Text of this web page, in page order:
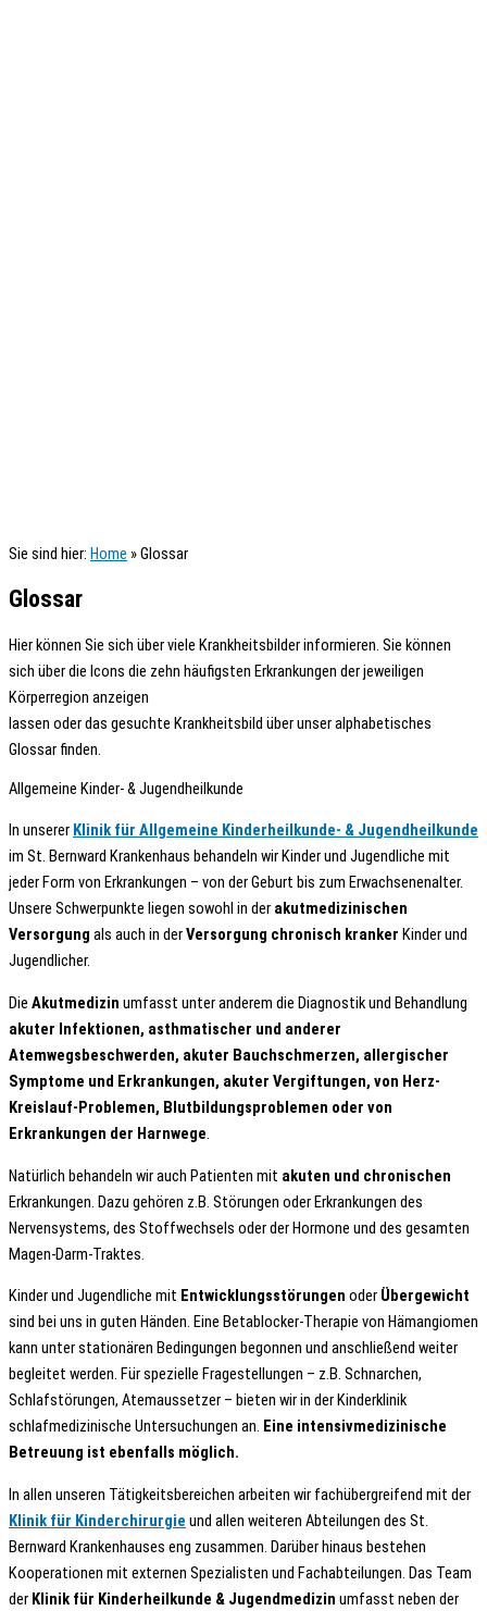
Sie sind hier: Home »Glossar
Glossar
Hier können Sie sich über viele Krankheitsbilder informieren. Sie können
sich über die Icons die zehn häufigsten Erkrankungen der jeweiligen
Körperregion anzeigen
lassen oder das gesuchte Krankheitsbild über unser alphabetisches
Glossar finden.
Allgemeine Kinder- & Jugendheilkunde
In unserer Klinik für Allgemeine Kinderheilkunde- & Jugendheilkunde
im St. Bernward Krankenhaus behandeln wir Kinder und Jugendliche mit
jeder Form von Erkrankungen – von der Geburt bis zum Erwachsenenalter.
Unsere Schwerpunkte liegen sowohl in der akutmedizinischen
Versorgung als auch in derVersorgung chronisch kranker Kinder und
Jugendlicher.
Die Akutmedizin umfasst unter anderem die Diagnostik und Behandlung
akuter Infektionen, asthmatischer und anderer
Atemwegsbeschwerden, akuter Bauchschmerzen, allergischer
Symptome und Erkrankungen, akuter Vergiftungen, von Herz-
Kreislauf-Problemen, Blutbildungsproblemen oder von
Erkrankungen der Harnwege.
Natürlich behandeln wir auch Patienten mit akuten und chronischen
Erkrankungen. Dazu gehören z.B. Störungen oder Erkrankungen des
Nervensystems, des Stoffwechsels oder der Hormone und des gesamten
Magen-Darm-Traktes.
Kinder und Jugendliche mit Entwicklungsstörungen oder Übergewicht
sind bei uns in guten Händen. Eine Betablocker-Therapie von Hämangiomen
kann unter stationären Bedingungen begonnen und anschließend weiter
begleitet werden. Für spezielle Fragestellungen – z.B. Schnarchen,
Schlafstörungen, Atemaussetzer – bieten wir in der Kinderklinik
schlafmedizinische Untersuchungen an. Eine intensivmedizinische
Betreuung ist ebenfalls möglich.
In allen unseren Tätigkeitsbereichen arbeiten wir fachübergreifend mit der
Klinik für Kinderchirurgie und allen weiteren Abteilungen des St.
Bernward Krankenhauses eng zusammen. Darüber hinaus bestehen
Kooperationen mit externen Spezialisten und Fachabteilungen. Das Team
der Klinik für Kinderheilkunde & Jugendmedizin umfasst neben der